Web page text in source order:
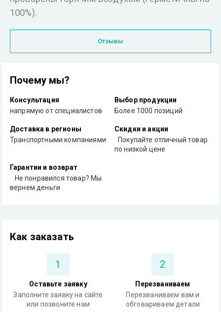
100%).
Отзывы
Почему мы?
Консультация
напрямую от специалистов
Выбор продукции
Более 1000 позиций
Доставка в регионы
Транспортными компаниями
Скидки и акции
Покупайте отличный товар
по низкой цене
Гарантии и возврат
Не понравился товар? Мы
вернем деньги
Как заказать
1
Оставьте заявку
Заполните заявку на сайте
или позвоните нам
2
Перезваниваем
Перезваниваем вам и
обговариваем детали